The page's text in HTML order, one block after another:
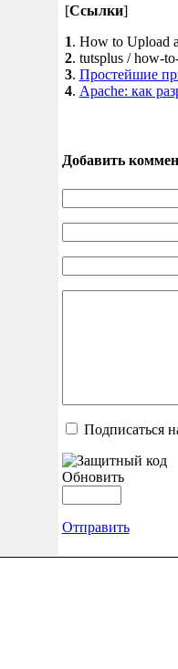
[Ссылки]
1. How to Upload
2. tutsplus / how-
3. Простейшие
4. Apache: как
Добавить
Подписаться
Обновить
Отправить